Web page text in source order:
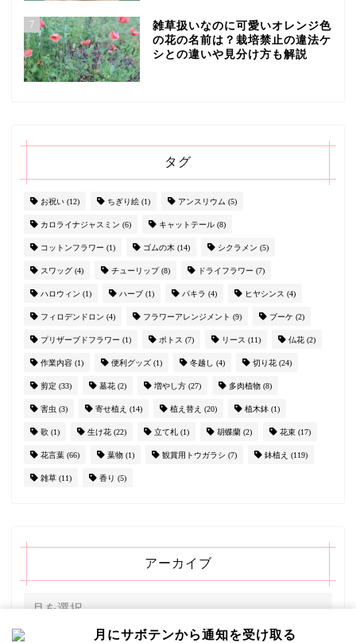
7
雑草扱いなのに可愛いオレンジ色
の花の名前は？栽培禁止の違法ケ
シとの違いや見分け方も解説
タグ
お祝い (12) ちぎり絵 (1) アンスリウム (5)
カロライナジャスミン (6) キャットテール (8)
コットンフラワー (1) ゴムの木 (14) シクラメン (5)
スワッグ (4) チューリップ(8) ドライフラワー (7)
ハロウィン (1) ハーブ (1) パキラ (4) ヒヤシンス (4)
フィロデンドロン (4) フラワーアレンジメント (9) ブーケ (2)
プリザーブドフラワー (1) ポトス (7) リース (11) 仏花 (2)
作業内容 (1) 便利グッズ (1) 冬越し (4) 切り花 (24)
剪定 (33) 墓花 (2) 増やし方 (27) 多肉植物 (8)
害虫 (3) 寄せ植え (14) 植え替え (20) 植木鉢 (1)
歌 (1) 生け花 (22) 立て札 (1) 胡蝶蘭 (2) 花束 (17)
花言葉 (66) 葉物 (1) 観賞用トウガラシ (7) 鉢植え (119)
雑草 (11) 香り (5)
アーカイブ
月にサボテンから通知を受け取る